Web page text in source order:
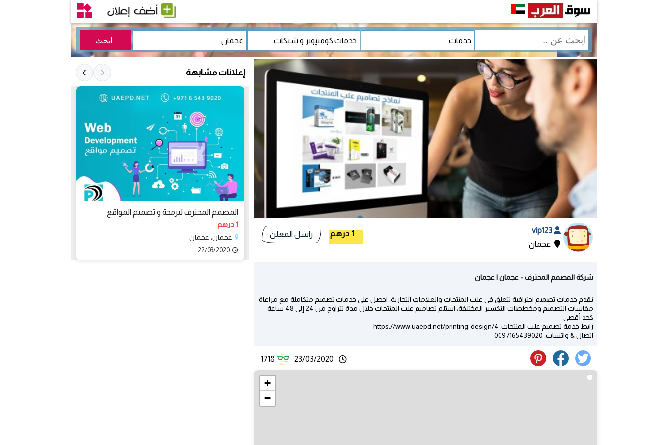
عجمان
1 درهم راسل المعلن
شركة المصمم المحترف - عجمان | عجمان
نقدم خدمات تصميم احترافية تتعلق في علب المنتجات والعلامات التجارية. احصل على خدمات تصميم متكاملة مع مراعاة
مقاسات التصميم ومخططات التكسير المختلفة، استلم تصاميم علب المنتجات خلال مدة تتراوح من 24 إلى 48 ساعة
كحد أقصى
رابط خدمة تصميم علب المنتجات: https://www.uaepd.net/printing-design/4
اتصال & واتساب: 0097165439020
23/03/2020
1718
+
−
إعلانات مشابهة
المصمم المحترف لبرمجة و تصميم المواقع
1 درهم
عجمان، عجمان
22/03/2020